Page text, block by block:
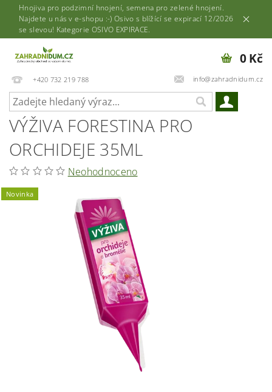
Hnojiva pro podzimní hnojení, semena pro zelené hnojení.
Najdete u nás v e-shopu :-) Osivo s blížící se expirací 12/2026
se slevou! Kategorie OSIVO EXPIRACE.
+420 732 219 788 info@zahradnidum.cz
0 Kč
VÝŽIVA FORESTINA PRO
ORCHIDEJE 35ML
Neohodnoceno
Novinka